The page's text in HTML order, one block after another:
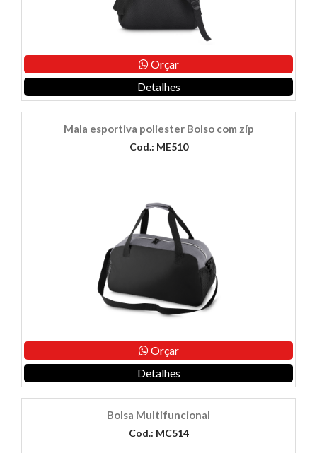
Orçar
Detalhes
Mala esportiva poliester Bolso com zíp
Cod.: ME510
Orçar
Detalhes
Bolsa Multifuncional
Cod.: MC514